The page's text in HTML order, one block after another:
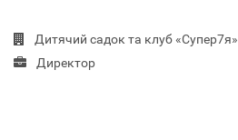
Дитячий садок та клуб «Супер7я»
Директор